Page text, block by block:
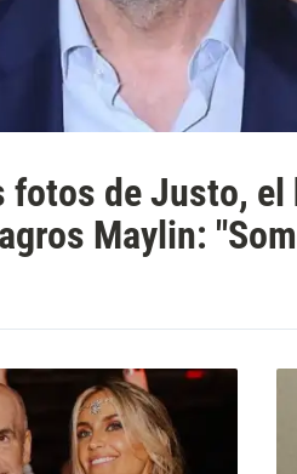
fotos de Justo,
Maylin: